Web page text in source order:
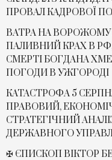
ПРОВАЛ КАДРОВОЇ
ВАТРА НА ВОРОЖОМУ
ПАЛИВНИЙ КРАХ В
СМЕРТІ БОГДАНА
ПОГОДИ В УЖГОРОДІ
КАТАСТРОФА 5
ПРАВОВИЙ,
СТРАТЕГІЧНИЙ
ДЕРЖАВНОГО
✠ ЄПИСКОП ВІКТОР